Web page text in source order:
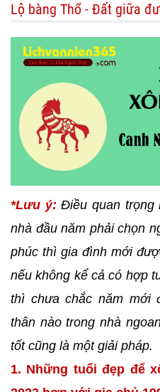
Lộ bàng Thổ - Đất giữa
*Lưu ý: Điều quan trọng
nhà đầu năm phải chọn
phúc thì gia đình mới
nếu không kể cả có hợp
thì chưa chắc năm mới
thân nào trong nhà
tốt cũng là một giải pháp.
1. Những tuổi đẹp để